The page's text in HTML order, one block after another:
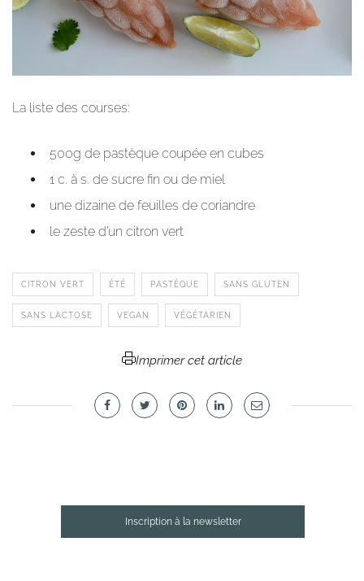
La liste des courses:
500g de pastèque coupée en cubes
1 c. à s. de sucre fin ou de miel
une dizaine de feuilles de coriandre
le zeste d’un citron vert
CITRON VERT ÉTÉ PASTÈQUE SANS GLUTEN
SANS LACTOSE VEGAN VÉGÉTARIEN
Imprimer cet article
Inscription à la newsletter